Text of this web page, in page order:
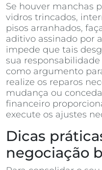
Se houver manchas
vidros trincados,
pisos arranhados,
aditivo assinado por
impede que tais
sua
como argumento
realize os reparos
mudança ou
financeiro
execute os ajustes
Dicas
negociação